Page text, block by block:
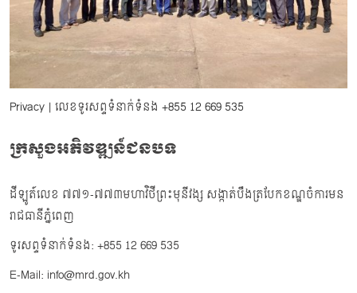
Privacy | លេខទូរសព្ទទំនាក់ទំនង +855 12 669 535
ក្រសួងអភិវឌ្ឍន៍ជនបទ
ដីឡូត៍លេខ ៧៧១-៧៧៣មហាវិថីព្រះមុនីវង្ស សង្កាត់បឹងត្របែកខណ្ឌចំការមន
រាជធានីភ្នំពេញ
ទូរសព្ទទំនាក់ទំនង: +855 12 669 535
E-Mail: info@mrd.gov.kh